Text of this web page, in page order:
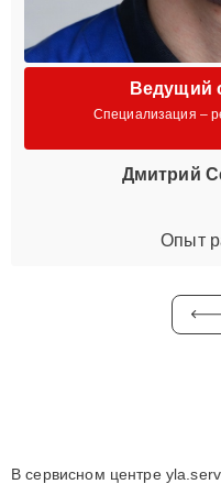
Ведущий
Специализация –
Дмитрий
Опыт
В сервисном центре